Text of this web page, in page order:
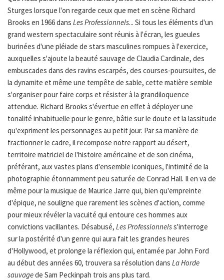
Sturges lorsque l'on regarde ceux que met en scène Richard
Brooks en 1966 dans Les Professionnels... Si tous les éléments d'un
grand western spectaculaire sont réunis à l'écran, les gueules
burinées d'une pléiade de stars masculines rompues à l'exercice,
auxquelles s'ajoute la beauté sauvage de Claudia Cardinale, des
embuscades dans des ravins escarpés, des courses-poursuites, de
la dynamite et même une tempête de sable, cette matière semble
s'organiser pour faire corps et résister à la grandiloquence
attendue. Richard Brooks s'évertue en effet à déployer une
tonalité inhabituelle pour le genre, bâtie sur le doute et la lassitude
qu'expriment les personnages au petit jour. Par sa manière de
fractionner le cadre, il recompose notre rapport au désert,
territoire matriciel de l'histoire américaine et de son cinéma,
préférant, aux vastes plans d'ensemble iconiques, l'intimité de la
photographie étonnamment peu saturée de Conrad Hall. Il en va de
même pour la musique de Maurice Jarre qui, bien qu'empreinte
d'épique, ne souligne que rarement les scènes d'action, comme
pour mieux révéler la vacuité qui entoure ces hommes aux
convictions vacillantes. Désabusé, Les Professionnelss'interroge
sur la postérité d'un genre qui aura fait les grandes heures
d'Hollywood, et prolonge la réflexion qui, entamée par John Ford
au début des années 60, trouvera sa résolution dans La Horde
sauvagede Sam Peckinpah trois ans plus tard.